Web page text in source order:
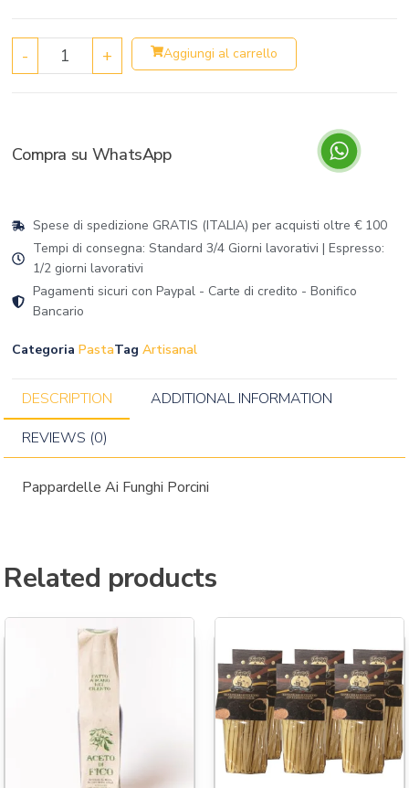
- + Aggiungi al carrello
Compra su WhatsApp
Spese di spedizione GRATIS (ITALIA) per acquisti oltre € 100
Tempi di consegna: Standard 3/4 Giorni lavorativi | Espresso:
1/2 giorni lavorativi
Pagamenti sicuri con Paypal - Carte di credito - Bonifico
Bancario
Categoria PastaTag Artisanal
DESCRIPTION
ADDITIONAL INFORMATION
REVIEWS (0)
Pappardelle Ai Funghi Porcini
Related products